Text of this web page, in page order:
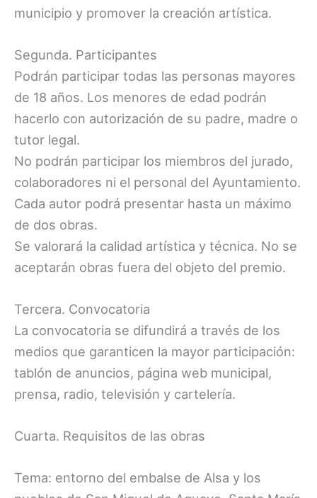
municipio y promover la creación artística.
Segunda. Participantes
Podrán participar todas las personas mayores
de 18 años. Los menores de edad podrán
hacerlo con autorización de su padre, madre o
tutor legal.
No podrán participar los miembros del jurado,
colaboradores ni el personal del Ayuntamiento.
Cada autor podrá presentar hasta un máximo
de dos obras.
Se valorará la calidad artística y técnica. No se
aceptarán obras fuera del objeto del premio.
Tercera. Convocatoria
La convocatoria se difundirá a través de los
medios que garanticen la mayor participación:
tablón de anuncios, página web municipal,
prensa, radio, televisión y cartelería.
Cuarta. Requisitos de las obras
Tema: entorno del embalse de Alsa y los